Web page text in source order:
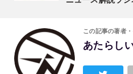
この記事の著者
あたらし